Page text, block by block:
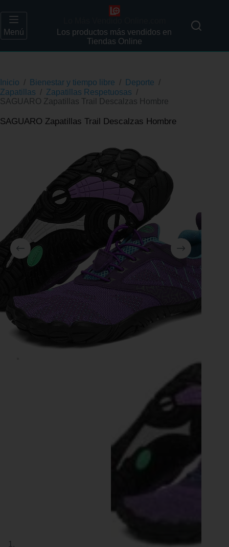
Menú
Los productos más vendidos en
Tiendas Online
Inicio / Bienestar y tiempo libre / Deporte /
Zapatillas / Zapatillas Respetuosas /
SAGUARO Zapatillas Trail Descalzas Hombre
SAGUARO Zapatillas Trail Descalzas Hombre